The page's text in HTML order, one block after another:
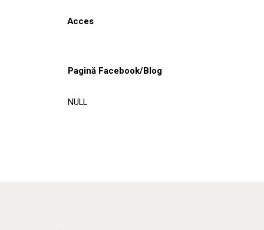
Acces
Pagină Facebook/Blog
NULL